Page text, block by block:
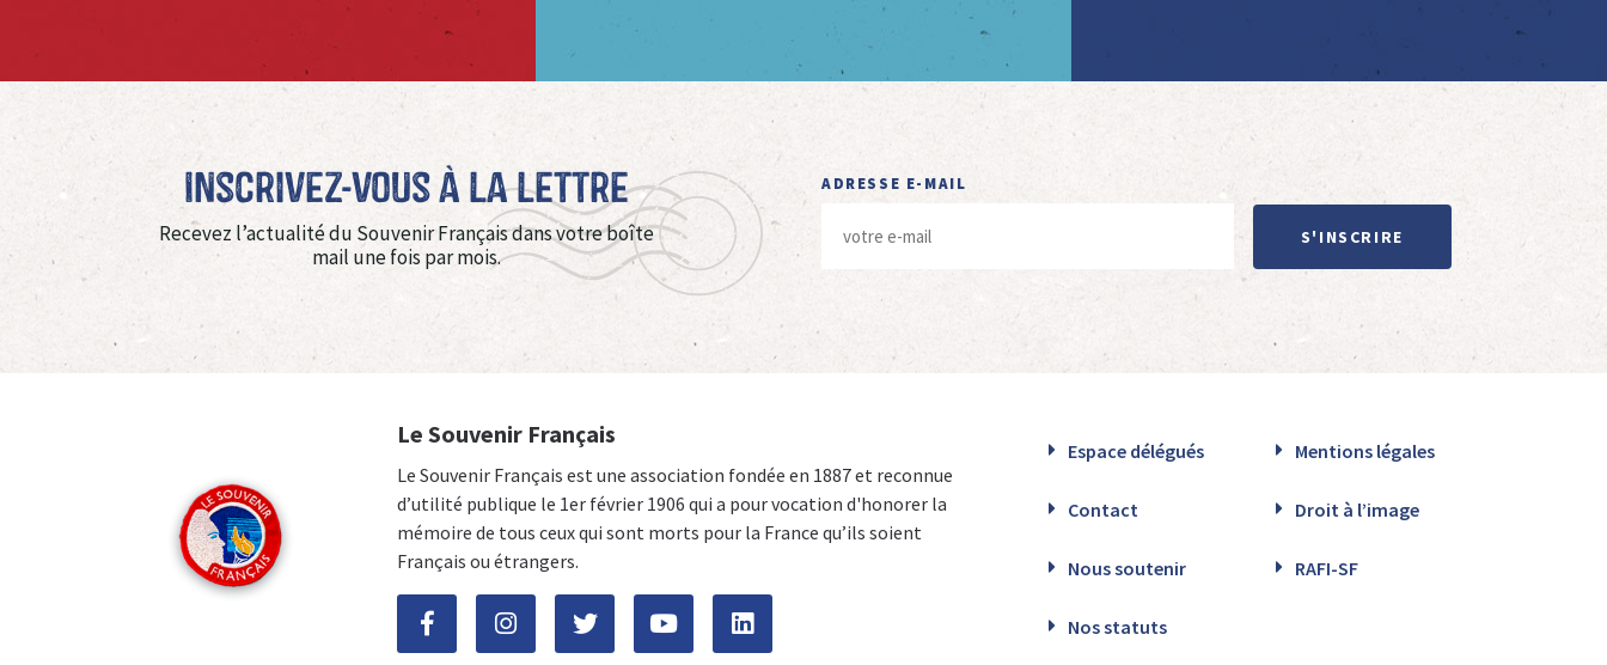
Inscrivez-vous à La Lettre
Recevez l’actualité du Souvenir Français dans votre boîte
mail une fois par mois.
ADRESSE E-MAIL
S'INSCRIRE
Le Souvenir Français
Le Souvenir Français est une association fondée en 1887 et reconnue
d’utilité publique le 1er février 1906 qui a pour vocation d'honorer la
mémoire de tous ceux qui sont morts pour la France qu’ils soient
Français ou étrangers.
Espace délégués Mentions légales
Contact Droit à l’image
Nous soutenir RAFI-SF
Nos statuts